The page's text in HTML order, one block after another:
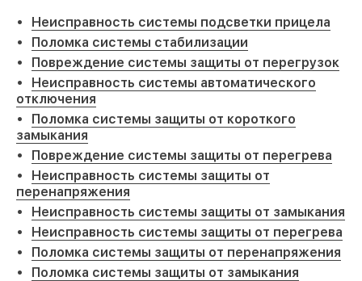
Неисправность системы подсветки прицела
Поломка системы стабилизации
Повреждение системы защиты от перегрузок
Неисправность системы автоматического
отключения
Поломка системы защиты от короткого
замыкания
Повреждение системы защиты от перегрева
Неисправность системы защиты от
перенапряжения
Неисправность системы защиты от замыкания
Неисправность системы защиты от перегрева
Поломка системы защиты от перенапряжения
Поломка системы защиты от замыкания